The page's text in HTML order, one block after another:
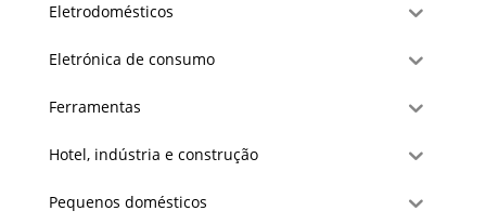
Eletrodomésticos
Eletrónica de consumo
Ferramentas
Hotel, indústria e construção
Pequenos domésticos